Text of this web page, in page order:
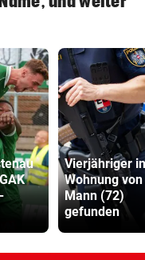
Vierjähriger in
Wohnung von
Mann (72)
gefunden